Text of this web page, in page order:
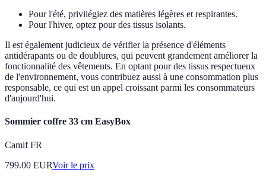
Pour l'été, privilégiez des matières légères et respirantes.
Pour l'hiver, optez pour des tissus isolants.
Il est également judicieux de vérifier la présence d'éléments
antidérapants ou de doublures, qui peuvent grandement améliorer la
fonctionnalité des vêtements. En optant pour des tissus respectueux
de l'environnement, vous contribuez aussi à une consommation plus
responsable, ce qui est un appel croissant parmi les consommateurs
d'aujourd'hui.
Sommier coffre 33 cm EasyBox
Camif FR
799.00 EURVoir le prix